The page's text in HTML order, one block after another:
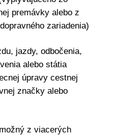
premávky alebo z
zariadenia)
jazdy, odbočenia,
alebo státia
úpravy cestnej
značky alebo
z viacerých